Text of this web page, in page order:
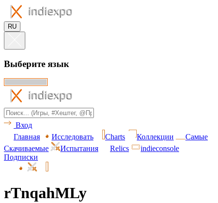
RU
Выберите язык
Вход
Главная
Исследовать Charts Коллекции
Самые
Скачиваемые
Испытания Relics
indieconsole
Подписки
rTnqahMLy